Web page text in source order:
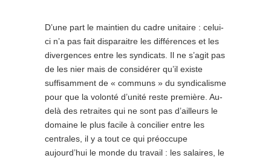
D’une part le maintien du cadre unitaire : celui-
ci n’a pas fait disparaitre les différences et les
divergences entre les syndicats. Il ne s’agit pas
de les nier mais de considérer qu’il existe
suffisamment de « communs » du syndicalisme
pour que la volonté d’unité reste première. Au-
delà des retraites qui ne sont pas d’ailleurs le
domaine le plus facile à concilier entre les
centrales, il y a tout ce qui préoccupe
aujourd’hui le monde du travail : les salaires, le